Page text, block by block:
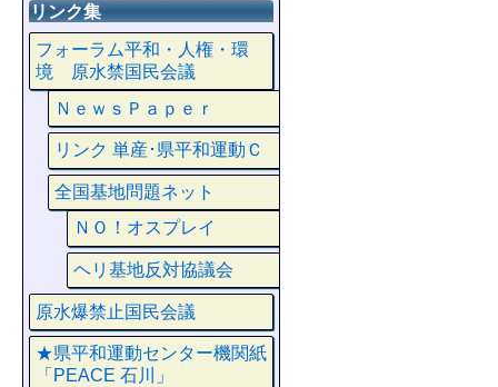
リンク集
フォーラム平和・人権・環
境 原水禁国民会議
ＮｅｗｓＰａｐｅｒ
リンク 単産･県平和運動Ｃ
全国基地問題ネット
ＮＯ！オスプレイ
ヘリ基地反対協議会
原水爆禁止国民会議
★県平和運動センター機関紙
「PEACE 石川」